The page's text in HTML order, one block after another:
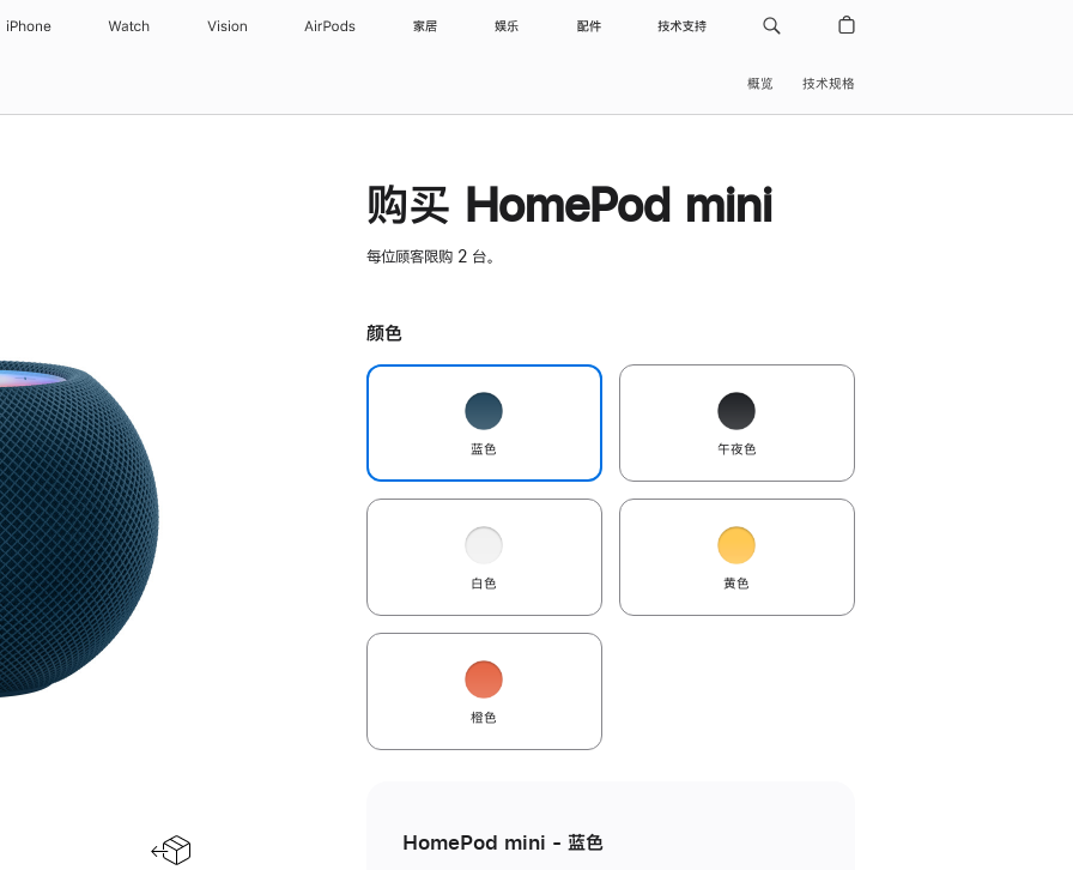
iPhone Watch Vision AirPods 家居 娱乐 配件 技术支持
概览 技术规格
购买 HomePod mini
每位顾客限购 2 台。
颜色
蓝色 午夜色
白色 黄色
橙色
HomePod mini - 蓝色